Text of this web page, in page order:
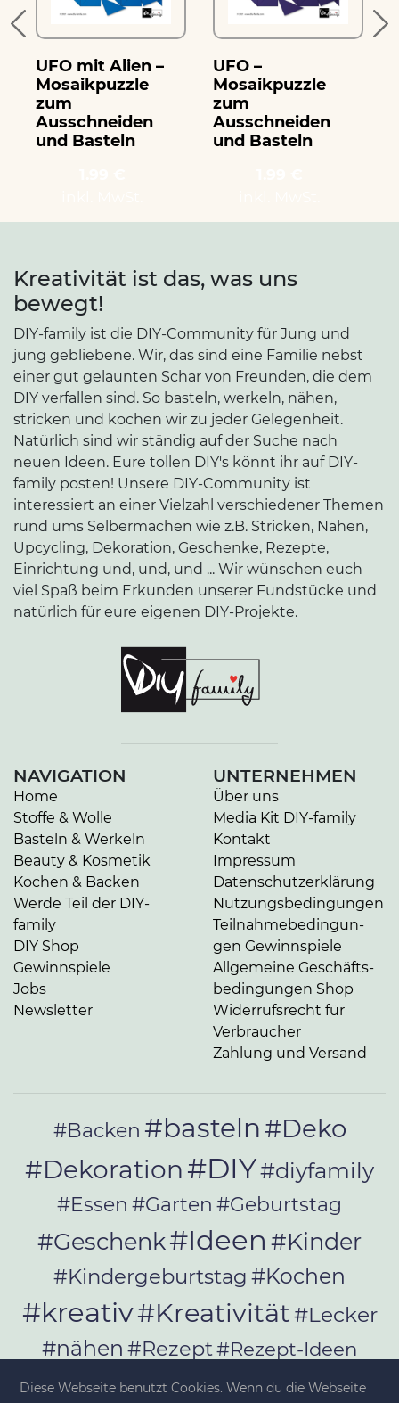
UFO mit Alien –
Mosaikpuzzle
zum
Ausschneiden
und Basteln
UFO –
Mosaikpuzzle
zum
Ausschneiden
und Basteln
Kreativität ist das, was uns
bewegt!
DIY-family ist die DIY-Community für Jung und
jung gebliebene. Wir, das sind eine Familie nebst
einer gut gelaunten Schar von Freunden, die dem
DIY verfallen sind. So basteln, werkeln, nähen,
stricken und kochen wir zu jeder Gelegenheit.
Natürlich sind wir ständig auf der Suche nach
neuen Ideen. Eure tollen DIY's könnt ihr auf DIY-
family posten! Unsere DIY-Community ist
interessiert an einer Vielzahl verschiedener Themen
rund ums Selbermachen wie z.B. Stricken, Nähen,
Upcycling, Dekoration, Geschenke, Rezepte,
Einrichtung und, und, und ... Wir wünschen euch
viel Spaß beim Erkunden unserer Fundstücke und
natürlich für eure eigenen DIY-Projekte.
NAVIGATION
Home
Stoffe & Wolle
Basteln & Werkeln
Beauty & Kosmetik
Kochen & Backen
Werde Teil der DIY-
family
DIY Shop
Gewinnspiele
Jobs
Newsletter
UNTERNEHMEN
Über uns
Media Kit DIY-family
Kontakt
Impressum
Da­ten­schutz­er­klä­rung
Nut­zungs­be­din­gun­gen
Teil­nah­me­be­din­gun­
gen Gewinnspiele
Allgemeine Ge­schäfts­
be­din­gun­gen Shop
Widerrufsrecht für
Verbraucher
Zahlung und Versand
#Backen #basteln#Deko
#Dekoration #DIY#diyfamily
#Essen #Garten #Geburtstag
#Geschenk#Ideen #Kinder
#Kindergeburtstag #Kochen
#kreativ#Kreativität#Lecker
#nähen #Rezept#Rezept-Ideen
#Rezepte#selber_bauen
Diese Webseite benutzt Cookies. Wenn du die Webseite